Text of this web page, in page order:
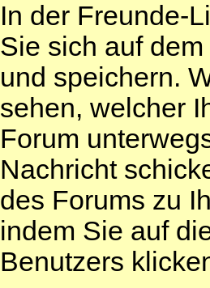
In der Freunde-
Sie sich auf
und speichern.
sehen, welcher
Forum
Nachricht
des Forums zu
indem Sie auf
Benutzers